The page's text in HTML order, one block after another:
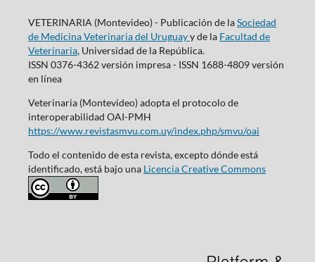
VETERINARIA (Montevideo) - Publicación de laSociedad
de Medicina Veterinaria del Uruguayy de la Facultad de
Veterinaria, Universidad de la República.
ISSN 0376-4362 versión impresa - ISSN 1688-4809 versión
en línea
Veterinaria (Montevideo) adopta el protocolo de
interoperabilidad OAI-PMH
https://www.revistasmvu.com.uy/index.php/smvu/oai
Todo el contenido de esta revista, excepto dónde está
identificado, está bajo una Licencia Creative Commons